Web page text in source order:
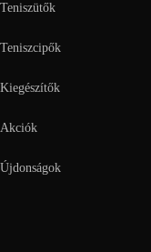
Teniszütők
Teniszcipők
Kiegészítők
Akciók
Újdonságok